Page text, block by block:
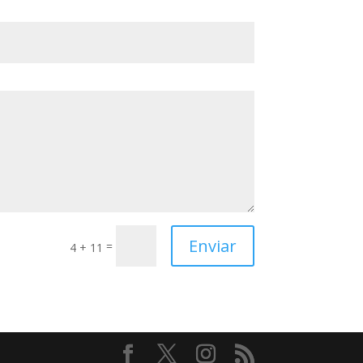
4 + 11 = Enviar